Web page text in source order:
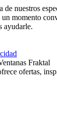
de nuestros
momento
ayudarle.
Fraktal
ofertas,